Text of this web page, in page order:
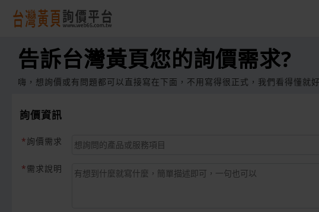
告訴台灣黃頁您的詢價需求?
嗨，想詢價或有問題都可以直接寫在下面，不用寫得很正式，我們看得懂就
詢價資訊
詢價需求
需求說明